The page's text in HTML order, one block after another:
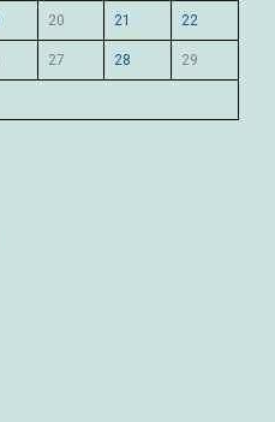
20 21 22
27 28 29